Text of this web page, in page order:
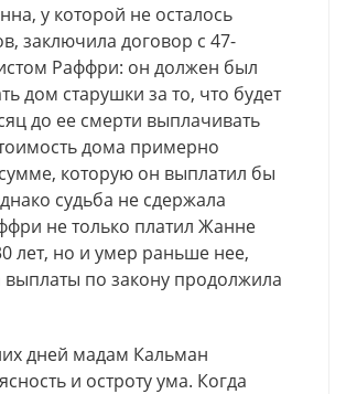
у которой не осталось
заключила договор с 47-
Раффри: он должен был
дом cтaрушки за то, что будет
до ее смерти выплачивать
дома примерно
которую он выплатил бы
судьба не сдержала
не только платил Жанне
лет, но и умер раньше нее,
выплаты по закону продолжила
дней мадам Кальман
и остроту ума. Когда